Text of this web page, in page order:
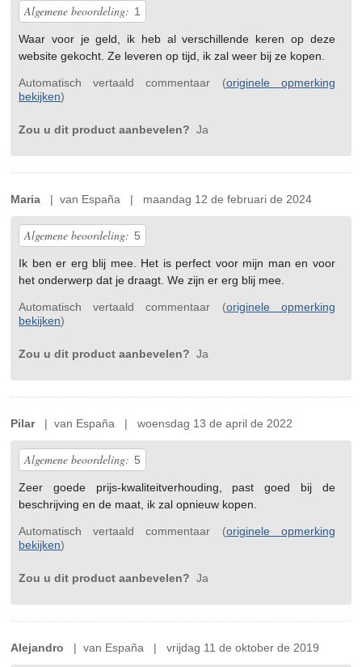
Algemene beoordeling: 1
Waar voor je geld, ik heb al verschillende keren op deze
website gekocht. Ze leveren op tijd, ik zal weer bij ze kopen.
Automatisch vertaald commentaar (originele opmerking
bekijken)
Zou u dit product aanbevelen? Ja
Maria | van España | maandag 12 de februari de 2024
Algemene beoordeling: 5
Ik ben er erg blij mee. Het is perfect voor mijn man en voor
het onderwerp dat je draagt. We zijn er erg blij mee.
Automatisch vertaald commentaar (originele opmerking
bekijken)
Zou u dit product aanbevelen? Ja
Pilar| van España | woensdag 13 de april de 2022
Algemene beoordeling: 5
Zeer goede prijs-kwaliteitverhouding, past goed bij de
beschrijving en de maat, ik zal opnieuw kopen.
Automatisch vertaald commentaar (originele opmerking
bekijken)
Zou u dit product aanbevelen? Ja
Alejandro | van España | vrijdag 11 de oktober de 2019